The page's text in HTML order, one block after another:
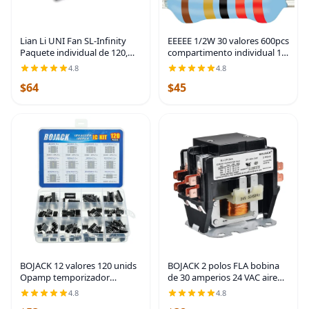
Lian Li UNI Fan SL-Infinity
Paquete individual de 120,
ventilador ARGB, espejo
infinito, diseño en cadena,
efectos de iluminación
4.8
$64
EEEEE 1/2W 30 valores 600pcs
compartimento individual 1
ohm-1M ohm con 1%
resistencia de película
metálica surtido kit y
4.8
$45
BOJACK 12 valores 120 unids
Opamp temporizador
Darlington Fotacoplador
LM324 LM339 ULN2003AN
4.8
BOJACK 2 polos FLA bobina
de 30 amperios 24 VAC aire
acondicionado condensador
compresor Contactor motor
4.8